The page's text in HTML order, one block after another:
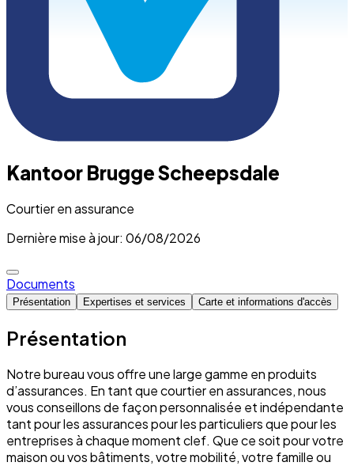
Kantoor Brugge Scheepsdale
Courtier en assurance
Dernière mise à jour: 06/08/2026
Documents
Présentation Expertises et services Carte et informations d'accès
Présentation
Notre bureau vous offre une large gamme en produits
d’assurances. En tant que courtier en assurances, nous
vous conseillons de façon personnalisée et indépendante
tant pour les assurances pour les particuliers que pour les
entreprises à chaque moment clef. Que ce soit pour votre
maison ou vos bâtiments, votre mobilité, votre famille ou